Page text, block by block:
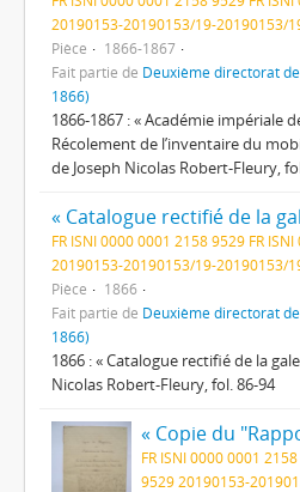
20190153-20190153/19-20190153/
Pièce
1866-1867
Fait partie de Deuxième directorat
1866)
1866-1867 : « Académie impériale
Récolement de l’inventaire du
de Joseph Nicolas Robert-Fleury,
« Catalogue rectifié de la
FR ISNI 0000 0001 2158 9529 FR
20190153-20190153/19-20190153/
Pièce
1866
Fait partie de Deuxième directorat
1866)
1866 : « Catalogue rectifié de la
Nicolas Robert-Fleury, fol. 86-94
FR ISNI 0000 0001
9529 20190153-